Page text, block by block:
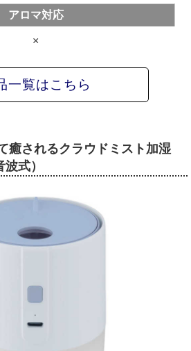
アロマ対応
×
一覧はこちら
癒されるクラウドミスト加湿
式）